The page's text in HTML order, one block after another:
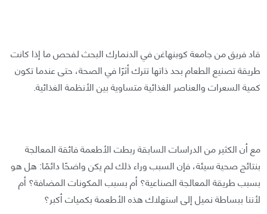
قاد فريق من جامعة كوبنهاغن في الدنمارك البحث لفحص ما إذا كانت
طريقة تصنيع الطعام بحد ذاتها تترك أثرًا في الصحة، حتى عندما تكون
كمية السعرات والعناصر الغذائية متساوية بين الأنظمة الغذائية.
مع أن الكثير من الدراسات السابقة ربطت الأطعمة فائقة المعالجة
بنتائج صحية سيئة، فإن السبب وراء ذلك لم يكن واضحًا دائمًا: هل هو
بسبب طريقة المعالجة الصناعية؟ أم بسبب المكونات المضافة؟ أم
لأننا ببساطة نميل إلى استهلاك هذه الأطعمة بكميات أكبر؟